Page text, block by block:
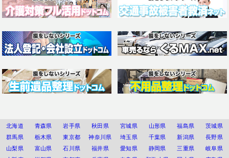
北海道 青森県 岩手県 秋田県 宮城県 山形県 福島県
茨城県
群馬県
栃木県 東京都 神奈川県 埼玉県 千葉県 新潟県
長野県
山梨県
富山県 石川県 福井県 愛知県 静岡県 三重県
岐阜県